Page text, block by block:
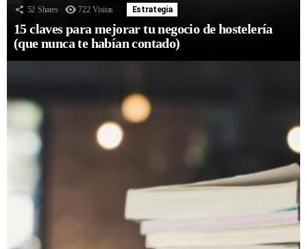
52 Shares 722 Visitas Estrategia
15 claves para mejorar tu negocio de hostelería
(que nunca te habían contado)